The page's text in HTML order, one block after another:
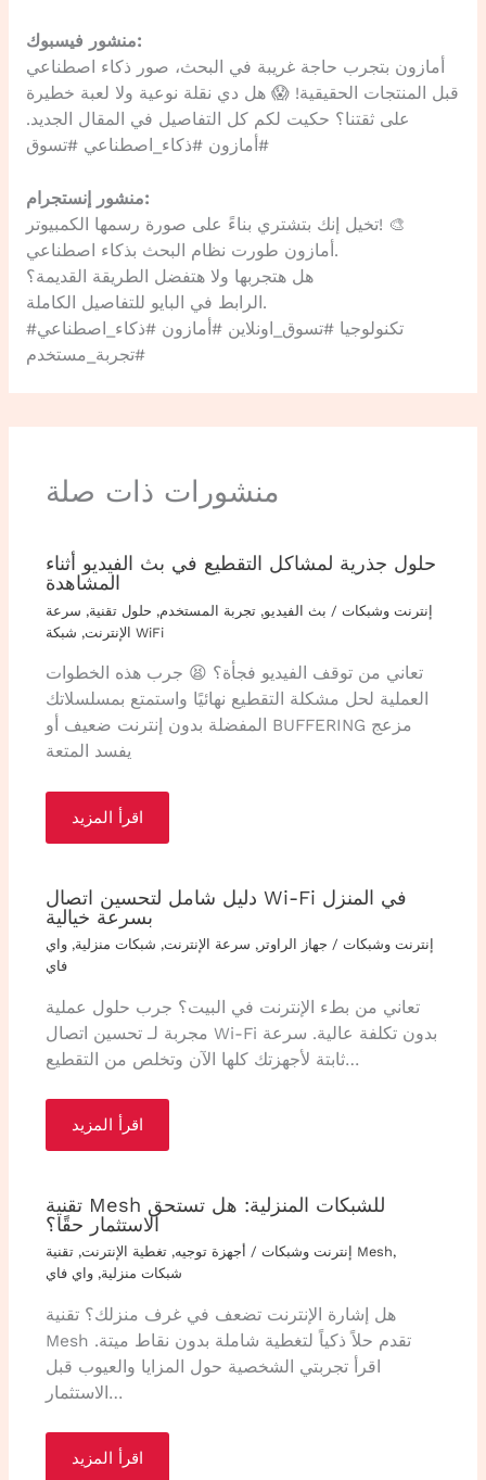
منشور فيسبوك:
أمازون بتجرب حاجة غريبة في البحث، صور ذكاء اصطناعي
قبل المنتجات الحقيقية! 😱 هل دي نقلة نوعية ولا لعبة خطيرة
على ثقتنا؟ حكيت لكم كل التفاصيل في المقال الجديد.
#أمازون #ذكاء_اصطناعي #تسوق
منشور إنستجرام:
تخيل إنك بتشتري بناءً على صورة رسمها الكمبيوتر! 🎨
أمازون طورت نظام البحث بذكاء اصطناعي.
هل هتجربها ولا هتفضل الطريقة القديمة؟
الرابط في البايو للتفاصيل الكاملة.
#تكنولوجيا #تسوق_اونلاين #أمازون #ذكاء_اصطناعي
#تجربة_مستخدم
منشورات ذات صلة
حلول جذرية لمشاكل التقطيع في بث الفيديو أثناء
المشاهدة
إنترنت وشبكات / بث الفيديو,تجربة المستخدم, حلول تقنية, سرعة
الإنترنت, شبكة WiFi
تعاني من توقف الفيديو فجأة؟ 😫 جرب هذه الخطوات
العملية لحل مشكلة التقطيع نهائيًا واستمتع بمسلسلاتك
المفضلة بدون إنترنت ضعيف أو BUFFERING مزعج
يفسد المتعة
اقرأ المزيد
دليل شامل لتحسين اتصال Wi-Fi في المنزل
بسرعة خيالية
إنترنت وشبكات / جهاز الراوتر, سرعة الإنترنت, شبكات منزلية,واي
فاي
تعاني من بطء الإنترنت في البيت؟ جرب حلول عملية
مجربة لـ تحسين اتصال Wi-Fi بدون تكلفة عالية. سرعة
ثابتة لأجهزتك كلها الآن وتخلص من التقطيع…
اقرأ المزيد
تقنية Mesh للشبكات المنزلية: هل تستحق
الاستثمار حقًا؟
إنترنت وشبكات / أجهزة توجيه,تغطية الإنترنت, تقنية Mesh,
شبكات منزلية,واي فاي
هل إشارة الإنترنت تضعف في غرف منزلك؟ تقنية
Mesh تقدم حلاً ذكياً لتغطية شاملة بدون نقاط ميتة.
اقرأ تجربتي الشخصية حول المزايا والعيوب قبل
الاستثمار…
اقرأ المزيد